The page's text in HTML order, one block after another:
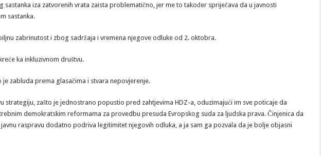
sastanka iza zatvorenih vrata zaista problematično, jer me to također spriječava da u javnosti
sastanka.
zabrinutost i zbog sadržaja i vremena njegove odluke od 2. oktobra.
ka inkluzivnom društvu.
zabluda prema glasačima i stvara nepovjerenje.
strategiju, zašto je jednostrano popustio pred zahtjevima HDZ-a, oduzimajući im sve poticaje da
demokratskim reformama za provedbu presuda Evropskog suda za ljudska prava. Činjenica da
raspravu dodatno podriva legitimitet njegovih odluka, a ja sam ga pozvala da je bolje objasni